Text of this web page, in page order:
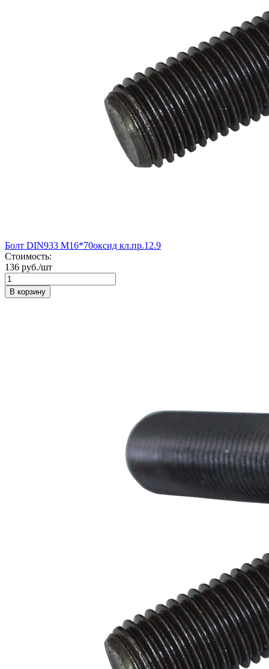
Болт DIN933 М16*70оксид кл.пр.12.9
Стоимость:
136 руб./шт
В корзину